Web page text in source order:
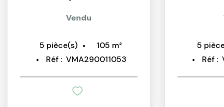
Vendu
5 pièce(s) 105 m²
Réf : VMA290011053
5
Réf :